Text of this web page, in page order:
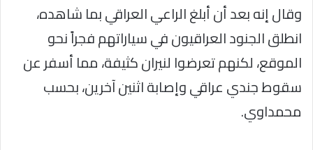
وقال إنه بعد أن أبلغ الراعي العراقي بما شاهده،
انطلق الجنود العراقيون في سياراتهم فجراً نحو
الموقع، لكنهم تعرضوا لنيران كثيفة، مما أسفر عن
سقوط جندي عراقي وإصابة اثنين آخرين، بحسب
محمداوي.